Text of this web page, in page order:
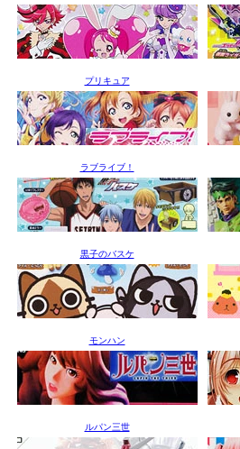
プリキュア
ラブライブ！
黒子のバスケ
モンハン
ルパン三世